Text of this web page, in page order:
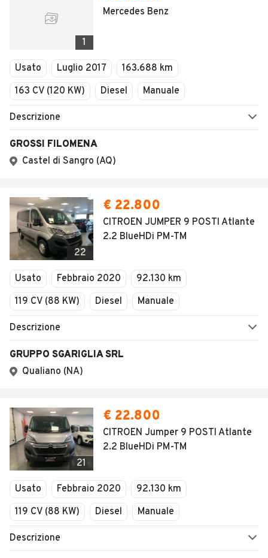
1
Mercedes Benz
Usato Luglio 2017
163.688 km
163 CV (120 KW)
Diesel Manuale
Descrizione
GROSSI FILOMENA
Castel di Sangro (AQ)
22
€ 22.800
CITROEN JUMPER 9 POSTI Atlante
2.2 BlueHDi PM-TM
Usato Febbraio 2020
92.130 km
119 CV (88 KW)
Diesel Manuale
Descrizione
GRUPPO SGARIGLIA SRL
Qualiano (NA)
21
€ 22.800
CITROEN Jumper 9 POSTI Atlante
2.2 BlueHDi PM-TM
Usato Febbraio 2020
92.130 km
119 CV (88 KW)
Diesel Manuale
Descrizione